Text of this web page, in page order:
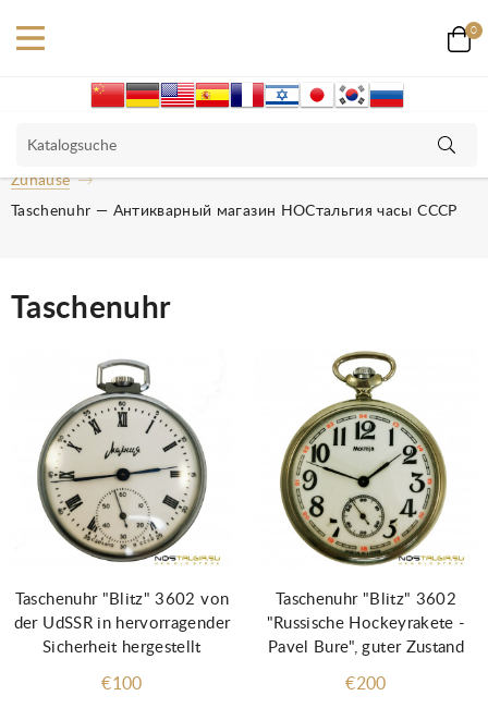
0
Zuhause
Taschenuhr — Антикварный магазин НОСтальгия часы СССР
Taschenuhr
Taschenuhr "Blitz" 3602 von
der UdSSR in hervorragender
Sicherheit hergestellt
€100
Taschenuhr "Blitz" 3602
"Russische Hockeyrakete -
Pavel Bure", guter Zustand
€200